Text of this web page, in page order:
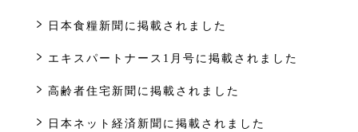
日本食糧新聞に掲載されました
エキスパートナース1月号に掲載されました
高齢者住宅新聞に掲載されました
日本ネット経済新聞に掲載されました